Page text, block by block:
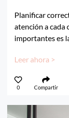
Planificar
atención a cada
importantes es
Leer ahora >
0 Compartir